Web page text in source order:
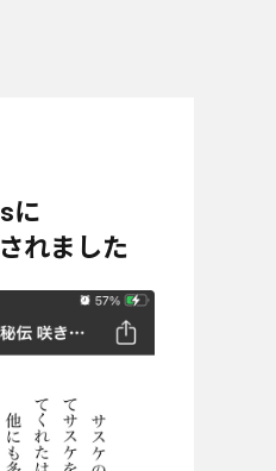
に
れました